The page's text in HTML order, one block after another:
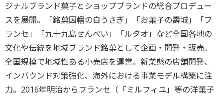
ジナルブランド菓子とショップブランドの総合プロデュー
スを展開。「銘菓因幡の白うさぎ」「お菓子の壽城」「フ
ランセ」「九十九島せんぺい」「ルタオ」など全国各地の
文化や伝統を地域ブランド銘菓として企画・開発・販売。
全国規模で地域性ある小売店を運営。新業態の店舗開発、
インバウンド対策強化、海外における事業モデル構築に注
力。2016年明治からフランセ（「ミルフィユ」等の洋菓子